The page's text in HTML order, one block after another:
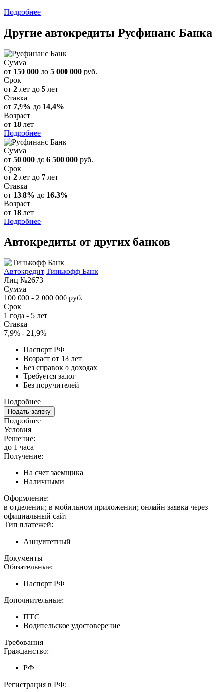
Подробнее
Другие автокредиты Русфинанс Банка
Сумма
от 150 000 до 5 000 000 руб.
Срок
от 2 лет до 5 лет
Ставка
от 7,9% до 14,4%
Возраст
от 18 лет
Подробнее
Сумма
от 50 000 до 6 500 000 руб.
Срок
от 2 лет до 7 лет
Ставка
от 13,8% до 16,3%
Возраст
от 18 лет
Подробнее
Автокредиты от других банков
Автокредит Тинькофф Банк
Лиц №2673
Сумма
100 000 - 2 000 000 руб.
Срок
1 года - 5 лет
Ставка
7,9% - 21,9%
Паспорт РФ
Возраст от 18 лет
Без справок о доходах
Требуется залог
Без поручителей
Подробнее
Подать заявку
Подробнее
Условия
Решение:
до 1 часа
Получение:
На счет заемщика
Наличными
Оформление:
в отделении; в мобильном приложении; онлайн заявка через
официальный сайт
Тип платежей:
Аннуитетный
Документы
Обязательные:
Паспорт РФ
Дополнительные:
ПТС
Водительское удостоверение
Требования
Гражданство:
РФ
Регистрация в РФ: